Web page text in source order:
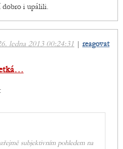
dobro i upálili.
ledna 2013 00:24:31 | reagovat
subjektivním pohledem na